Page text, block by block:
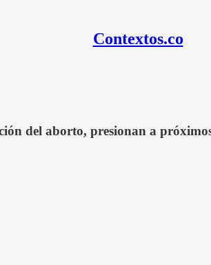
Contextos.co
del aborto, presionan a